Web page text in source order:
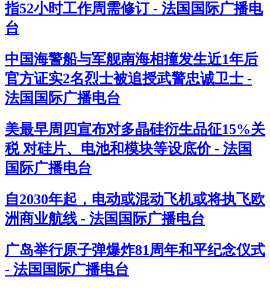
指52小时工作周需修订 - 法国国际广播电
台
中国海警船与军舰南海相撞发生近1年后
官方证实2名烈士被追授武警忠诚卫士 -
法国国际广播电台
美最早周四宣布对多晶硅衍生品征15%关
税 对硅片、电池和模块等设底价 - 法国
国际广播电台
自2030年起，电动或混动飞机或将执飞欧
洲商业航线 - 法国国际广播电台
广岛举行原子弹爆炸81周年和平纪念仪式
- 法国国际广播电台